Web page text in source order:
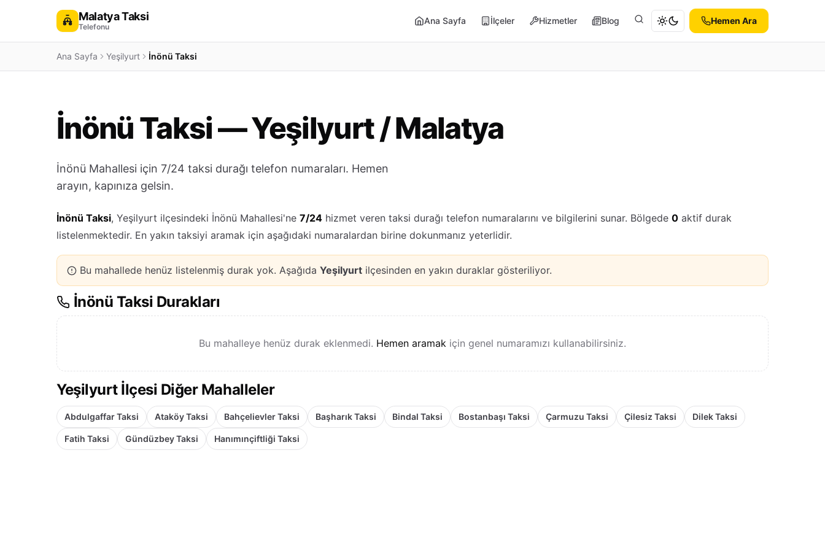
Malatya Taksi
Telefonu
Ana Sayfa İlçeler Hizmetler Blog Ara Hemen Ara
Ana Sayfa Yeşilyurt İnönü Taksi
İnönü Taksi — Yeşilyurt / Malatya
İnönü Mahallesi için 7/24 taksi durağı telefon numaraları. Hemen
arayın, kapınıza gelsin.
İnönü Taksi, Yeşilyurt ilçesindeki İnönü Mahallesi'ne 7/24 hizmet veren taksi durağı telefon numaralarını ve bilgilerini sunar. Bölgede 0 aktif durak
listelenmektedir. En yakın taksiyi aramak için aşağıdaki numaralardan birine dokunmanız yeterlidir.
Bu mahallede henüz listelenmiş durak yok. Aşağıda Yeşilyurt ilçesinden en yakın duraklar gösteriliyor.
İnönü Taksi Durakları
Bu mahalleye henüz durak eklenmedi. Hemen aramak için genel numaramızı kullanabilirsiniz.
Yeşilyurt İlçesi Diğer Mahalleler
Abdulgaffar Taksi Ataköy Taksi Bahçelievler Taksi Başharık Taksi Bindal Taksi Bostanbaşı Taksi Çarmuzu Taksi Çilesiz Taksi Dilek Taksi
Fatih Taksi Gündüzbey Taksi Hanımınçiftliği Taksi